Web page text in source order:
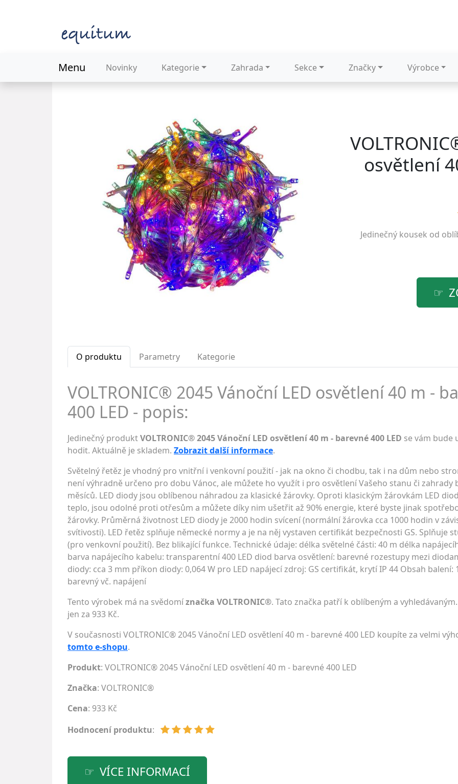
Menu Novinky Kategorie Zahrada Sekce Značky Výrobce
osvětlení
Jedinečný kousek od
O produktu Parametry Kategorie
VOLTRONIC® 2045 Vánoční LED osvětlení 40 m -
400 LED - popis:
Jedinečný produktVOLTRONIC® 2045 Vánoční LED osvětlení 40 m - barevné 400 LED se vám bude
hodit. Aktuálně je skladem. Zobrazit další informace.
Světelný řetěz je vhodný pro vnitřní i venkovní použití - jak na okno či chodbu, tak i na dům nebo
není výhradně určeno pro dobu Vánoc, ale můžete ho využít i pro osvětlení Vašeho stanu či zahrady
měsíců. LED diody jsou oblíbenou náhradou za klasické žárovky. Oproti klasickým žárovkám LED
teplo, jsou odolné proti otřesům a můžete díky nim ušetřit až 90% energie, které byste jinak
žárovky. Průměrná životnost LED diody je 2000 hodin svícení (normální žárovka cca 1000 hodin v
svítivosti). LED řetěz splňuje německé normy a je na něj vystaven certifikát bezpečnosti GS. Splňuje
(pro venkovní použití). Bez blikající funkce. Technické údaje: délka světelné části: 40 m délka
barva napájecího kabelu: transparentní 400 LED diod barva osvětlení: barevné rozestupy mezi
diody: cca 3 mm příkon diody: 0,064 W pro LED napájecí zdroj: GS certifikát, krytí IP 44 Obsah balení:
barevný vč. napájení
Tento výrobek má na svědomíznačka VOLTRONIC®. Tato značka patří k oblíbeným a
jen za 933 Kč.
V současnosti VOLTRONIC® 2045 Vánoční LED osvětlení 40 m - barevné 400 LED koupíte za velmi
tomto e-shopu.
Produkt: VOLTRONIC® 2045 Vánoční LED osvětlení 40 m - barevné 400 LED
Značka: VOLTRONIC®
Cena: 933 Kč
Hodnocení produktu:
VÍCE INFORMACÍ